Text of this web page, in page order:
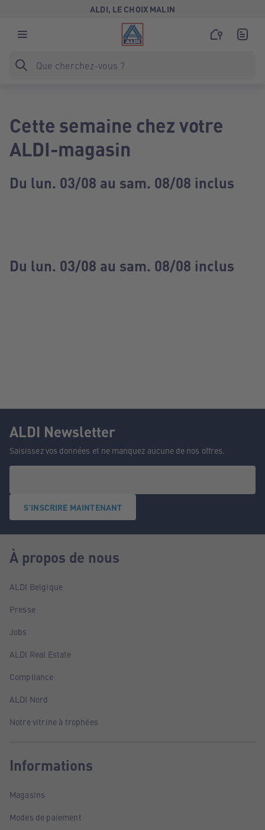
ALDI, LE CHOIX MALIN
Cette semaine chez votre
ALDI-magasin
Du lun. 03/08 au sam. 08/08 inclus
Du lun. 03/08 au sam. 08/08 inclus
ALDI Newsletter
Saisissez vos données et ne manquez aucune de nos offres.
S'INSCRIRE MAINTENANT
À propos de nous
ALDI Belgique
Presse
Jobs
ALDI Real Estate
Compliance
ALDI Nord
Notre vitrine à trophées
Informations
Magasins
Modes de paiement